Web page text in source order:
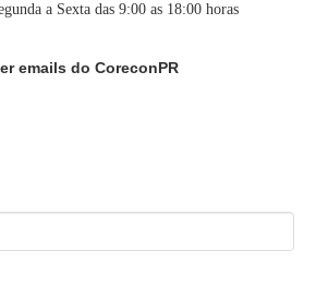
a Sexta das 9:00 as 18:00 horas
emails do CoreconPR